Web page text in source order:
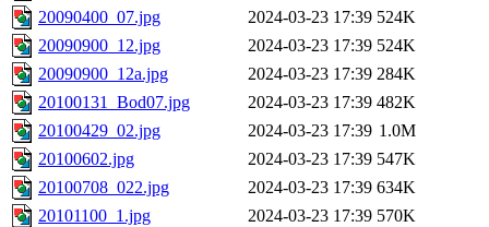
20090400_07.jpg
2024-03-23 17:39 524K
20090900_12.jpg
2024-03-23 17:39 524K
20090900_12a.jpg
2024-03-23 17:39 284K
20100131_Bod07.jpg
2024-03-23 17:39 482K
20100429_02.jpg
2024-03-23 17:39 1.0M
20100602.jpg
2024-03-23 17:39 547K
20100708_022.jpg
2024-03-23 17:39 634K
20101100_1.jpg
2024-03-23 17:39 570K